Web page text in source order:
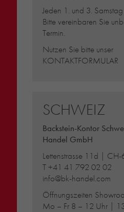
Jeden 1. und 3.
Bitte vereinbaren Sie
Termin.
Nutzen Sie bitte unser
KONTAKTFORMULAR
SCHWEIZ
Backstein-Kontor
Handel GmbH
Lettenstrasse 11d |
T+41 41 792 02 02
info@bk-handel.com
Öffnungszeiten
Mo – Fr 8 – 12 Uhr |